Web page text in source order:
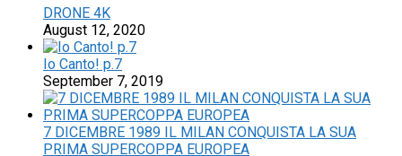
DRONE 4K
August 12, 2020
Io Canto! p.7
September 7, 2019
7 DICEMBRE 1989 IL MILAN CONQUISTA LA SUA
PRIMA SUPERCOPPA EUROPEA